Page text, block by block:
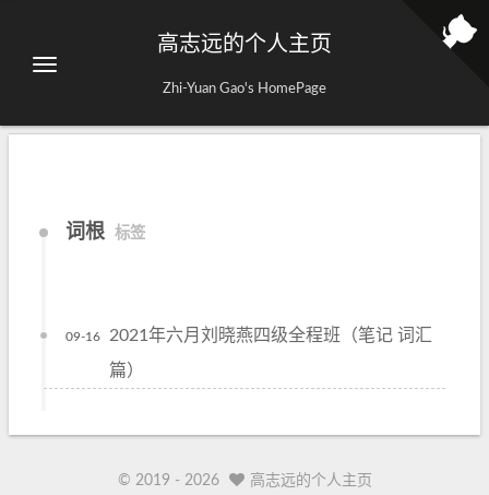
高志远的个人主页
Zhi-Yuan Gao's HomePage
词根 标签
2021年六月刘晓燕四级全程班（笔记 词汇
篇）
09-16
© 2019 - 2026
高志远的个人主页